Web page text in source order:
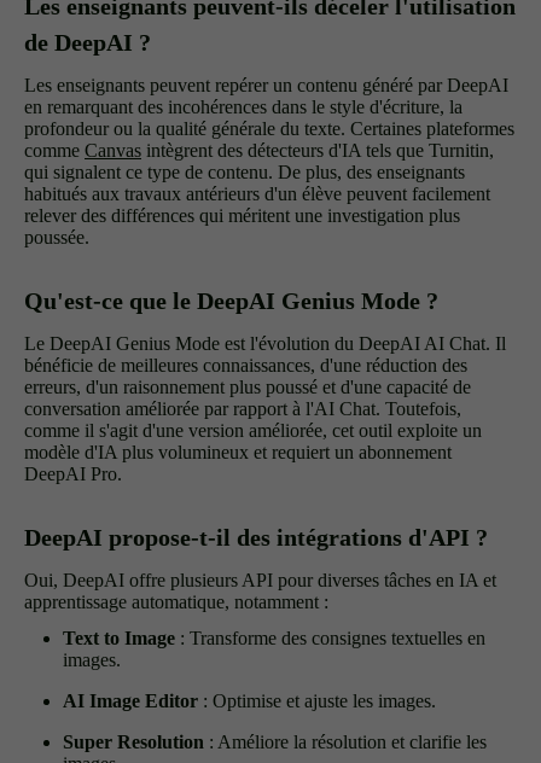
Les enseignants peuvent-ils déceler l'utilisation
de DeepAI ?
Les enseignants peuvent repérer un contenu généré par DeepAI
en remarquant des incohérences dans le style d'écriture, la
profondeur ou la qualité générale du texte. Certaines plateformes
comme Canvas intègrent des détecteurs d'IA tels que Turnitin,
qui signalent ce type de contenu. De plus, des enseignants
habitués aux travaux antérieurs d'un élève peuvent facilement
relever des différences qui méritent une investigation plus
poussée.
Qu'est-ce que le DeepAI Genius Mode ?
Le DeepAI Genius Mode est l'évolution du DeepAI AI Chat. Il
bénéficie de meilleures connaissances, d'une réduction des
erreurs, d'un raisonnement plus poussé et d'une capacité de
conversation améliorée par rapport à l'AI Chat. Toutefois,
comme il s'agit d'une version améliorée, cet outil exploite un
modèle d'IA plus volumineux et requiert un abonnement
DeepAI Pro.
DeepAI propose-t-il des intégrations d'API ?
Oui, DeepAI offre plusieurs API pour diverses tâches en IA et
apprentissage automatique, notamment :
Text to Image : Transforme des consignes textuelles en
images.
AI Image Editor : Optimise et ajuste les images.
Super Resolution : Améliore la résolution et clarifie les